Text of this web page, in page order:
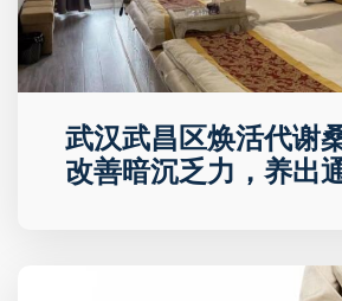
武汉武昌区焕活代谢
改善暗沉乏力，养出